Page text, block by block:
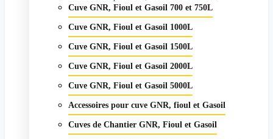
Cuve GNR, Fioul et Gasoil 700 et 750L
Cuve GNR, Fioul et Gasoil 1000L
Cuve GNR, Fioul et Gasoil 1500L
Cuve GNR, Fioul et Gasoil 2000L
Cuve GNR, Fioul et Gasoil 5000L
Accessoires pour cuve GNR, fioul et Gasoil
Cuves de Chantier GNR, Fioul et Gasoil